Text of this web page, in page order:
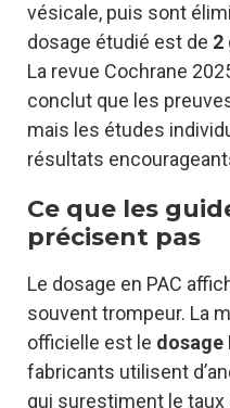
vésicale, puis sont
dosage étudié est de 2
La revue Cochrane
conclut que les
mais les études
résultats
Ce que les
précisent pas
Le dosage en PAC
souvent trompeur. La
officielle est le dosage
fabricants utilisent
qui surestiment le taux